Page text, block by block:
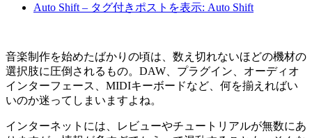
Auto Shift– タグ付きポストを表示: Auto Shift
音楽制作を始めたばかりの頃は、数え切れないほどの機材の
選択肢に圧倒されるもの。DAW、プラグイン、オーディオ
インターフェース、MIDIキーボードなど、何を揃えればい
いのか迷ってしまいますよね。
インターネットには、レビューやチュートリアルが無数にあ